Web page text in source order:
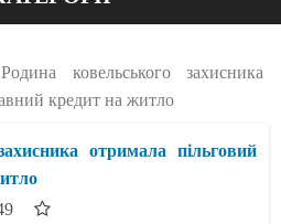
БЛОГИ
Родина ковельського захисника
кредит на житло
отримала пільговий